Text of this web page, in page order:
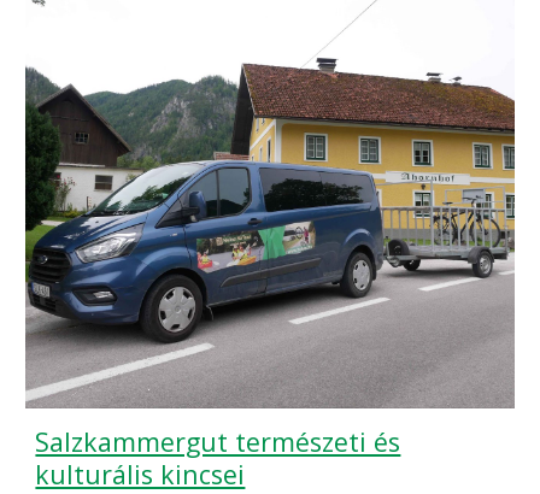
Salzkammergut természeti és
kulturális kincsei